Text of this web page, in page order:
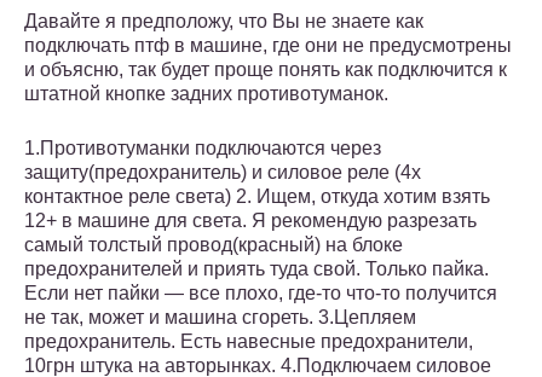
Давайте я предположу, что Вы не знаете как
подключать птф в машине, где они не предусмотрены
и объясню, так будет проще понять как подключится к
штатной кнопке задних противотуманок.
1.Противотуманки подключаются через
защиту(предохранитель) и силовое реле (4х
контактное реле света) 2. Ищем, откуда хотим взять
12+ в машине для света. Я рекомендую разрезать
самый толстый провод(красный) на блоке
предохранителей и приять туда свой. Только пайка.
Если нет пайки — все плохо, где-то что-то получится
не так, может и машина сгореть. 3.Цепляем
предохранитель. Есть навесные предохранители,
10грн штука на авторынках. 4.Подключаем силовое